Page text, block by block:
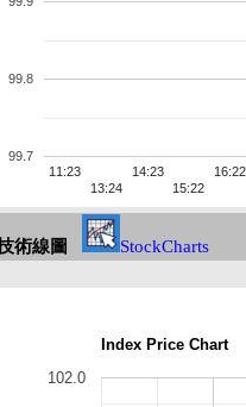
11:23
13:24
14:23
15:22
16:22
99.7
99.8
術線圖 StockCharts
Index Price Chart
102.0